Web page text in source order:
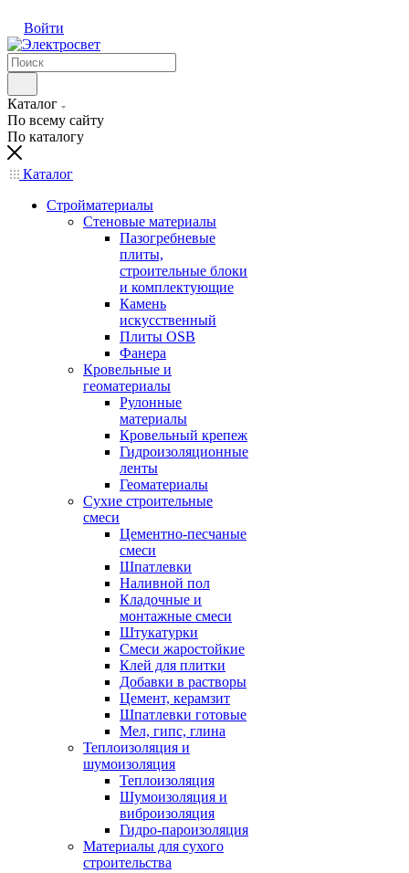
Войти
Каталог
По всему сайту
По каталогу
Каталог
Стройматериалы
Стеновые материалы
Пазогребневые
плиты,
строительные блоки
и комплектующие
Камень
искусственный
Плиты OSB
Фанера
Кровельные и
геоматериалы
Рулонные
материалы
Кровельный крепеж
Гидроизоляционные
ленты
Геоматериалы
Сухие строительные
смеси
Цементно-песчаные
смеси
Шпатлевки
Наливной пол
Кладочные и
монтажные смеси
Штукатурки
Смеси жаростойкие
Клей для плитки
Добавки в растворы
Цемент, керамзит
Шпатлевки готовые
Мел, гипс, глина
Теплоизоляция и
шумоизоляция
Теплоизоляция
Шумоизоляция и
виброизоляция
Гидро-пароизоляция
Материалы для сухого
строительства